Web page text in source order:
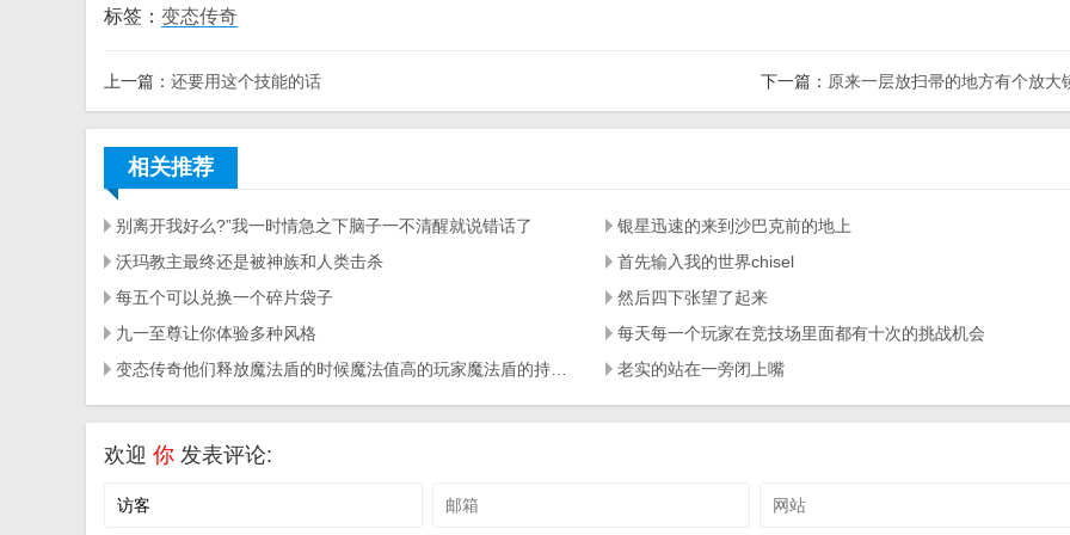
标签： 变态传奇
上一篇： 还要用这个技能的话 下一篇： 原来一层放扫帚的地方有个放大
相关推荐
别离开我好么?”我一时情急之下脑子一不清醒就说错话了
银星迅速的来到沙巴克前的地上
沃玛教主最终还是被神族和人类击杀
首先输入我的世界chisel
每五个可以兑换一个碎片袋子
然后四下张望了起来
九一至尊让你体验多种风格
每天每一个玩家在竞技场里面都有十次的挑战机会
老实的站在一旁闭上嘴
欢迎 你 发表评论: